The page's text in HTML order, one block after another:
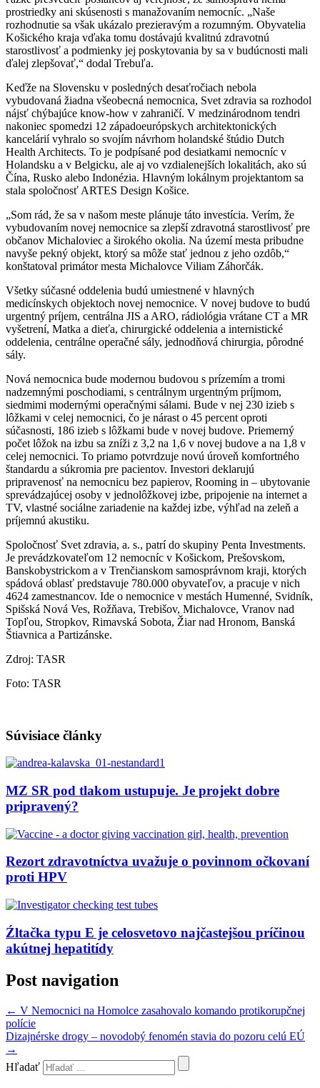
prostriedky ani skúsenosti s manažovaním nemocníc. „Naše
rozhodnutie sa však ukázalo prezieravým a rozumným. Obyvatelia
Košického kraja vďaka tomu dostávajú kvalitnú zdravotnú
starostlivosť a podmienky jej poskytovania by sa v budúcnosti mali
ďalej zlepšovať,“ dodal Trebuľa.
Keďže na Slovensku v posledných desaťročiach nebola
vybudovaná žiadna všeobecná nemocnica, Svet zdravia sa rozhodol
nájsť chýbajúce know-how v zahraničí. V medzinárodnom tendri
nakoniec spomedzi 12 západoeurópskych architektonických
kancelárií vyhralo so svojím návrhom holandské štúdio Dutch
Health Architects. To je podpísané pod desiatkami nemocníc v
Holandsku a v Belgicku, ale aj vo vzdialenejších lokalitách, ako sú
Čína, Rusko alebo Indonézia. Hlavným lokálnym projektantom sa
stala spoločnosť ARTES Design Košice.
„Som rád, že sa v našom meste plánuje táto investícia. Verím, že
vybudovaním novej nemocnice sa zlepší zdravotná starostlivosť pre
občanov Michaloviec a širokého okolia. Na území mesta pribudne
navyše pekný objekt, ktorý sa môže stať jednou z jeho ozdôb,“
konštatoval primátor mesta Michalovce Viliam Záhorčák.
Všetky súčasné oddelenia budú umiestnené v hlavných
medicínskych objektoch novej nemocnice. V novej budove to budú
urgentný príjem, centrálna JIS a ARO, rádiológia vrátane CT a MR
vyšetrení, Matka a dieťa, chirurgické oddelenia a internistické
oddelenia, centrálne operačné sály, jednodňová chirurgia, pôrodné
sály.
Nová nemocnica bude modernou budovou s prízemím a tromi
nadzemnými poschodiami, s centrálnym urgentným príjmom,
siedmimi modernými operačnými sálami. Bude v nej 230 izieb s
lôžkami v celej nemocnici, čo je nárast o 45 percent oproti
súčasnosti, 186 izieb s lôžkami bude v novej budove. Priemerný
počet lôžok na izbu sa zníži z 3,2 na 1,6 v novej budove a na 1,8 v
celej nemocnici. To priamo potvrdzuje novú úroveň komfortného
štandardu a súkromia pre pacientov. Investori deklarujú
pripravenosť na nemocnicu bez papierov, Rooming in – ubytovanie
sprevádzajúcej osoby v jednolôžkovej izbe, pripojenie na internet a
TV, vlastné sociálne zariadenie na každej izbe, výhľad na zeleň a
príjemnú akustiku.
Spoločnosť Svet zdravia, a. s., patrí do skupiny Penta Investments.
Je prevádzkovateľom 12 nemocníc v Košickom, Prešovskom,
Banskobystrickom a v Trenčianskom samosprávnom kraji, ktorých
spádová oblasť predstavuje 780.000 obyvateľov, a pracuje v nich
4624 zamestnancov. Ide o nemocnice v mestách Humenné, Svidník,
Spišská Nová Ves, Rožňava, Trebišov, Michalovce, Vranov nad
Topľou, Stropkov, Rimavská Sobota, Žiar nad Hronom, Banská
Štiavnica a Partizánske.
Zdroj: TASR
Foto: TASR
Súvisiace články
MZ SR pod tlakom ustupuje. Je projekt dobre
pripravený?
Rezort zdravotníctva uvažuje o povinnom očkovaní
proti HPV
Źltačka typu E je celosvetovo najčastejšou príčinou
akútnej hepatitídy
Post navigation
← V Nemocnici na Homolce zasahovalo komando protikorupčnej
polície
Dizajnérske drogy – novodobý fenomén stavia do pozoru celú EÚ
→
Hľadať